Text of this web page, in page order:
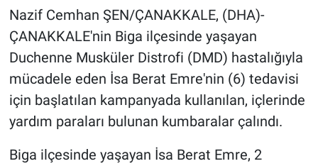
Nazif Cemhan ŞEN/ÇANAKKALE, (DHA)-
ÇANAKKALE'nin Biga ilçesinde yaşayan
Duchenne Musküler Distrofi (DMD) hastalığıyla
mücadele eden İsa Berat Emre'nin (6) tedavisi
için başlatılan kampanyada kullanılan, içlerinde
yardım paraları bulunan kumbaralar çalındı.
Biga ilçesinde yaşayan İsa Berat Emre, 2
Gündem Özel
Günün görüntüsü
Haber